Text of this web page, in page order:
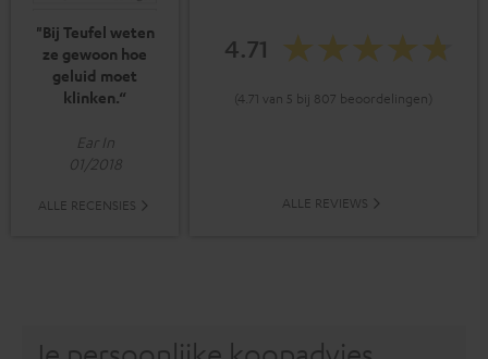
"Bij Teufel weten
ze gewoon hoe
geluid moet
klinken.“
Ear In
01/2018
ALLE RECENSIES
4.71
(4.71 van 5 bij 807 beoordelingen)
ALLE REVIEWS